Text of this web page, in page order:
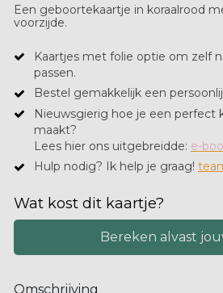
Een geboortekaartje in koraalrood
voorzijde.
Kaartjes met folie optie om zelf
passen.
Bestel gemakkelijk een
Nieuwsgierig hoe je een perfect
maakt?
Lees hier ons uitgebreidde: e-
Hulp nodig? Ik help je graag!
Wat kost dit kaartje?
Bereken alvast
Omschrijving